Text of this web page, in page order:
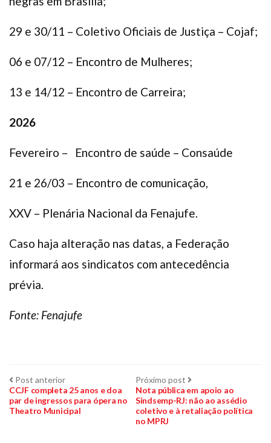
29 e 30/11 – Coletivo Oficiais de Justiça – Cojaf;
06 e 07/12 – Encontro de Mulheres;
13 e 14/12 – Encontro de Carreira;
2026
Fevereiro – Encontro de saúde – Consaúde
21 e 26/03 – Encontro de comunicação,
XXV – Plenária Nacional da Fenajufe.
Caso haja alteração nas datas, a Federação
informará aos sindicatos com antecedência
prévia.
Fonte: Fenajufe
Navegação
de
Post anteriorPost
anterior:
CCJF completa 25 anos e doa
par de ingressos para ópera no
Theatro Municipal
Próximo post Próximo
post:
Nota pública em apoio ao
Sindsemp-RJ: não ao assédio
coletivo e à retaliação política
no MPRJ